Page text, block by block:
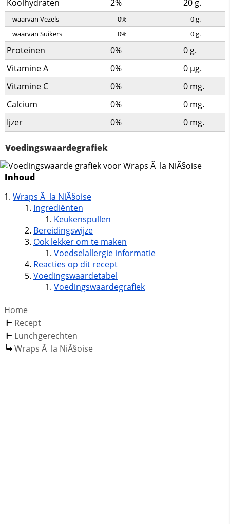
Koolhydraten 2% 20g.
waarvan Vezels 0% 0g.
waarvan Suikers
0% 0g.
Proteinen 0% 0g.
Vitamine A
0% 0 µg.
Vitamine C
0% 0 mg.
Calcium
0% 0 mg.
Ijzer
0% 0 mg.
Voedingswaardegrafiek
Inhoud
Wraps Ã la NiÃ§oise
Ingrediënten
Keukenspullen
Bereidingswijze
Ook lekker om te maken
Voedselallergie informatie
Reacties op dit recept
Voedingswaardetabel
Voedingswaardegrafiek
Home
Recept
Lunchgerechten
Wraps Ã la NiÃ§oise